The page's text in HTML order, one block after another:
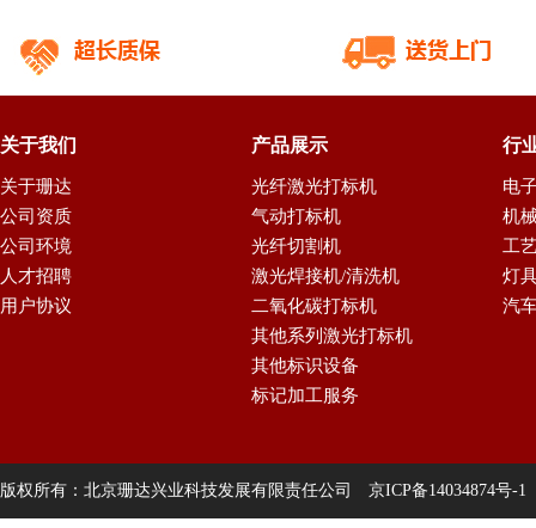
关于我们
关于珊达
公司资质
公司环境
人才招聘
用户协议
产品展示
光纤激光打标机
气动打标机
光纤切割机
激光焊接机/清洗机
二氧化碳打标机
其他系列激光打标机
其他标识设备
标记加工服务
行
电
机
工
灯
汽
版权所有：北京珊达兴业科技发展有限责任公司 京ICP备14034874号-1